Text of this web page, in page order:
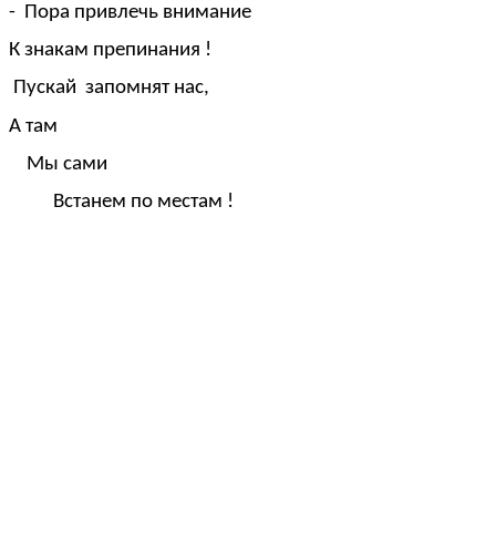
- Пора привлечь внимание
К знакам препинания !
Пускай запомнят нас,
А там
Мы сами
Встанем по местам !